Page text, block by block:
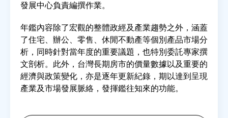
房市分析
研究獎勵
房地產年鑑
電子報
發展中心負責編撰作業。
年鑑內容除了宏觀的整體政經及產業趨勢之外，涵蓋
了住宅、辦公、零售、休閒不動產等個別產品市場分
析，同時針對當年度的重要議題，也特別委託專家撰
文剖析。此外，台灣長期房市的價量數據以及重要的
經濟與政策變化，亦是逐年更新紀錄，期以達到呈現
產業及市場發展脈絡，發揮鑑往知來的功能。